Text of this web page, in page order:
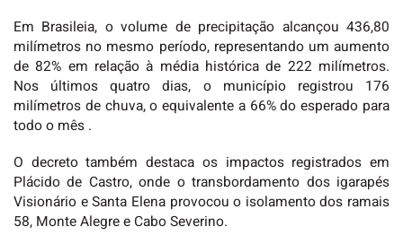
Em Brasileia, o volume de precipitação alcançou 436,80
milímetros no mesmo período, representando um aumento
de 82% em relação à média histórica de 222 milímetros.
Nos últimos quatro dias, o município registrou 176
milímetros de chuva, o equivalente a 66% do esperado para
todo o mês .
O decreto também destaca os impactos registrados em
Plácido de Castro, onde o transbordamento dos igarapés
Visionário e Santa Elena provocou o isolamento dos ramais
58, Monte Alegre e Cabo Severino.